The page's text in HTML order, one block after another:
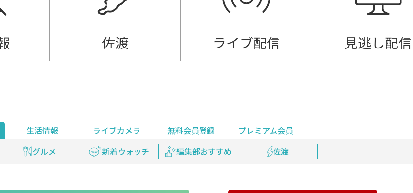
佐渡 ライブ配信 見逃し配信
グルメ 新着ウォッチ 編集部おすすめ 佐渡
生活情報
心情報 天気 上越妙高百景 鉄道情報
ライブカメラ 無料会員登録
プレミアム会員
見逃し配信 プレミアム会員登録